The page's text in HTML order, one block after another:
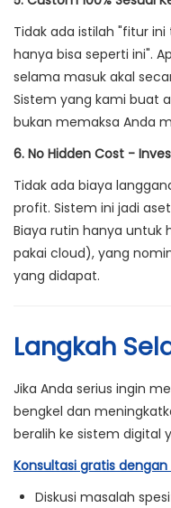
Tidak ada istilah "fitur
hanya bisa seperti ini".
selama masuk akal
Sistem yang kami buat
bukan memaksa Anda
6. No Hidden Cost -
Tidak ada biaya
profit. Sistem ini jadi
Biaya rutin hanya untuk
pakai cloud), yang
yang didapat.
Langkah
Jika Anda serius ingin
bengkel dan
beralih ke sistem digital
Konsultasi gratis
Diskusi masalah